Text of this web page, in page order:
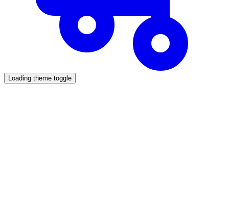
Loading theme toggle